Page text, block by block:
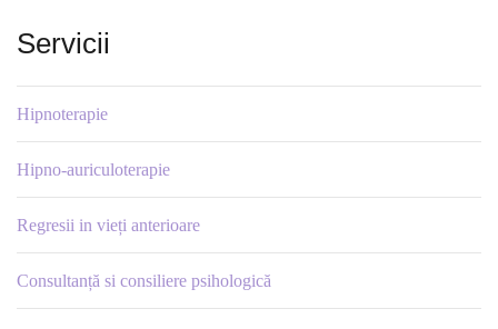
Servicii
Hipnoterapie
Hipno-auriculoterapie
Regresii in vieți anterioare
Consultanță si consiliere psihologică